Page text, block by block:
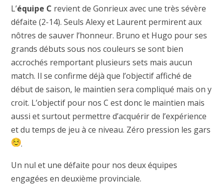
L’équipe C revient de Gonrieux avec une très sévère
défaite (2-14). Seuls Alexy et Laurent permirent aux
nôtres de sauver l’honneur. Bruno et Hugo pour ses
grands débuts sous nos couleurs se sont bien
accrochés remportant plusieurs sets mais aucun
match. Il se confirme déjà que l’objectif affiché de
début de saison, le maintien sera compliqué mais on y
croit. L’objectif pour nos C est donc le maintien mais
aussi et surtout permettre d’acquérir de l’expérience
et du temps de jeu à ce niveau. Zéro pression les gars
.
Un nul et une défaite pour nos deux équipes
engagées en deuxième provinciale.